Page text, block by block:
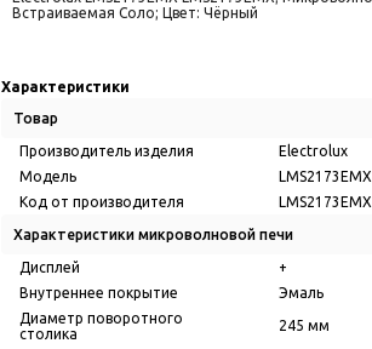
Встраиваемая Соло; Цвет: Чёрный
Характеристики
Товар
Производитель изделия
Electrolux
Модель
LMS2173EMX
Код от производителя
LMS2173EMX
Характеристики микроволновой печи
Дисплей
+
Внутреннее покрытие
Эмаль
Диаметр поворотного
столика
245 мм